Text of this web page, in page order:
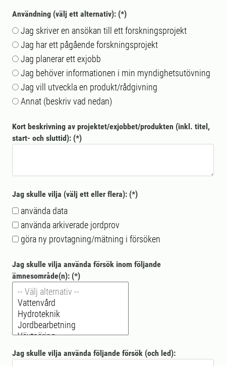
Användning (välj ett alternativ):
Jag skriver en ansökan till ett forskningsprojekt
Jag har ett pågående forskningsprojekt
Jag planerar ett exjobb
Jag behöver informationen i min myndighetsutövning
Jag vill utveckla en produkt/rådgivning
Annat (beskriv vad nedan)
Kort beskrivning av projektet/exjobbet/produkten (inkl. titel,
start- och sluttid):
Jag skulle vilja (välj ett eller flera):
använda data
använda arkiverade jordprov
göra ny provtagning/mätning i försöken
Jag skulle vilja använda försök inom följande
ämnesområde(n):
Jag skulle vilja använda följande försök (och led):